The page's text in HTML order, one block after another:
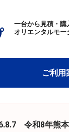
一台から見積・購
オリエンタルモー
ご利用
令和8年熊本